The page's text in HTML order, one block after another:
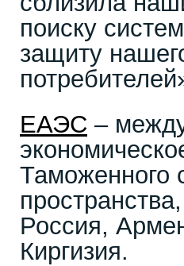
поиску
защиту
ЕАЭС –
Таможенного
Россия,
Киргизия.